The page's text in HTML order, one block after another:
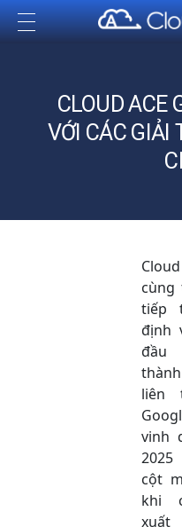
Cloud Ace
Nhà cung cấp giải pháp trên GCP cho doanh nghiệp
CLOUD ACE
VỚI CÁC GIẢI
cùng
tiếp
định
đầu
liên
vinh
cột
khi
xuất